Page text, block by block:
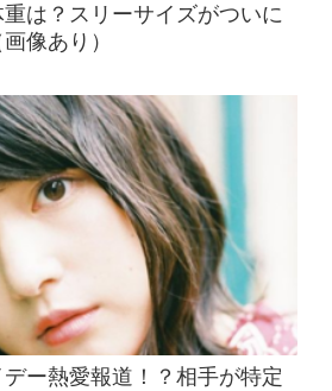
は？スリーサイズがついに
像あり）
ー熱愛報道！？相手が特定